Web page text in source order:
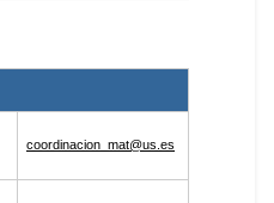
coordinacion_mat@us.es